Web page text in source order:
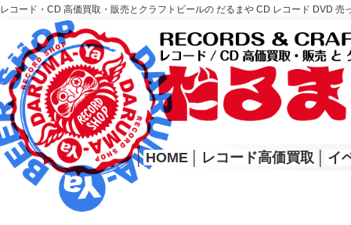
レコード・CD 高価買取・販売とクラフトビールの だるまや CD レコード DVD
レコード高価買取はこちら
HOME
│ HOME レコード高価買取 イ